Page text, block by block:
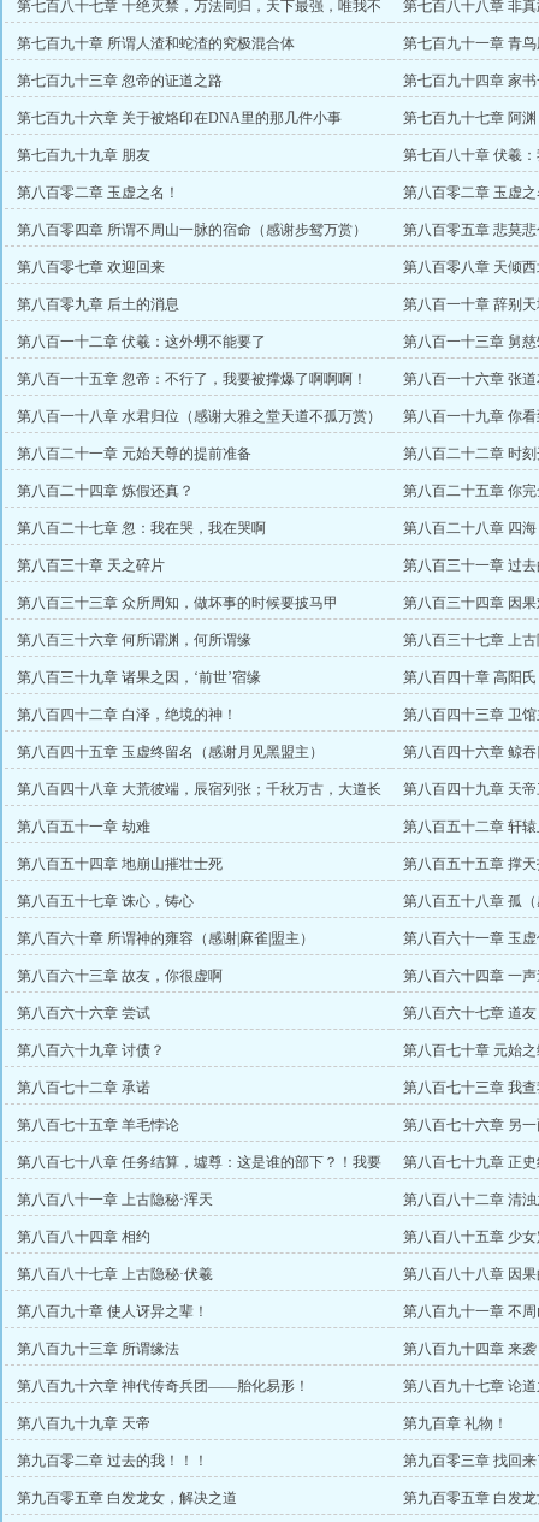
第七百八十七章 十绝灭禁，万法同归，天下最强，唯我不
周！
第七百八十八章 非
第七百九十章 所谓人渣和蛇渣的究极混合体 第七百九十一章 青
第七百九十三章 忽帝的证道之路 第七百九十四章 家
第七百九十六章 关于被烙印在DNA里的那几件小事 第七百九十七章 阿
第七百九十九章 朋友 第七百八十章 伏羲
第八百零二章 玉虚之名！ 第八百零二章 玉虚
第八百零四章 所谓不周山一脉的宿命（感谢步鸳万赏） 第八百零五章 悲莫
第八百零七章 欢迎回来 第八百零八章 天倾
第八百零九章 后土的消息 第八百一十章 辞别天
第八百一十二章 伏羲：这外甥不能要了 第八百一十三章 舅
第八百一十五章 忽帝：不行了，我要被撑爆了啊啊啊！ 第八百一十六章 张
第八百一十八章 水君归位（感谢大雅之堂天道不孤万赏） 第八百一十九章 你
第八百二十一章 元始天尊的提前准备 第八百二十二章 时
第八百二十四章 炼假还真？ 第八百二十五章 你
第八百二十七章 忽：我在哭，我在哭啊 第八百二十八章 四
第八百三十章 天之碎片 第八百三十一章 过
第八百三十三章 众所周知，做坏事的时候要披马甲 第八百三十四章 因
第八百三十六章 何所谓渊，何所谓缘 第八百三十七章 上
第八百三十九章 诸果之因，‘前世’宿缘 第八百四十章 高阳氏
第八百四十二章 白泽，绝境的神！ 第八百四十三章 卫
第八百四十五章 玉虚终留名（感谢月见黑盟主）
第八百四十六章 鲸
秋
第八百四十八章 大荒彼端，辰宿列张；千秋万古，大道长
存
第八百四十九章 天
第八百五十一章 劫难 第八百五十二章 轩辕
第八百五十四章 地崩山摧壮士死 第八百五十五章 撑
第八百五十七章 诛心，铸心 第八百五十八章 孤
第八百六十章 所谓神的雍容（感谢|麻雀|盟主） 第八百六十一章 玉
第八百六十三章 故友，你很虚啊 第八百六十四章 一
第八百六十六章 尝试 第八百六十七章 道
第八百六十九章 讨债？ 第八百七十章 元始
第八百七十二章 承诺 第八百七十三章 我
第八百七十五章 羊毛悖论 第八百七十六章 另一
第八百七十八章 任务结算，墟尊：这是谁的部下？！我要
提拔她！
第八百七十九章 正
第八百八十一章 上古隐秘·浑天 第八百八十二章 清
第八百八十四章 相约 第八百八十五章 少
第八百八十七章 上古隐秘·伏羲 第八百八十八章 因
第八百九十章 使人讶异之辈！ 第八百九十一章 不
第八百九十三章 所谓缘法 第八百九十四章 来袭
第八百九十六章 神代传奇兵团——胎化易形！ 第八百九十七章 论
第八百九十九章 天帝 第九百章 礼物！
第九百零二章 过去的我！！！ 第九百零三章 找回来
第九百零五章 白发龙女，解决之道 第九百零五章 白发